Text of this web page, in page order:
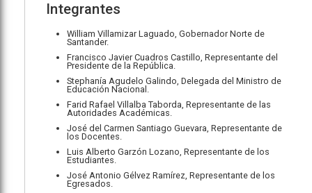
Integrantes
William Villamizar Laguado, Gobernador Norte de
Santander.
Francisco Javier Cuadros Castillo, Representante del
Presidente de la República.
Stephanía Agudelo Galindo, Delegada del Ministro de
Educación Nacional.
Farid Rafael Villalba Taborda, Representante de las
Autoridades Académicas.
José del Carmen Santiago Guevara, Representante de
los Docentes.
Luis Alberto Garzón Lozano, Representante de los
Estudiantes.
José Antonio Gélvez Ramírez, Representante de los
Egresados.